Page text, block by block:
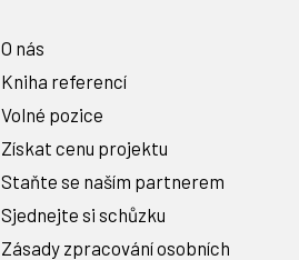
O nás
Kniha referencí
Volné pozice
Získat cenu projektu
Staňte se naším partnerem
Sjednejte si schůzku
Zásady zpracování osobních